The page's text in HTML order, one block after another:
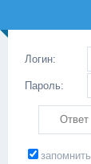
Логин:
Пароль:
запомнить